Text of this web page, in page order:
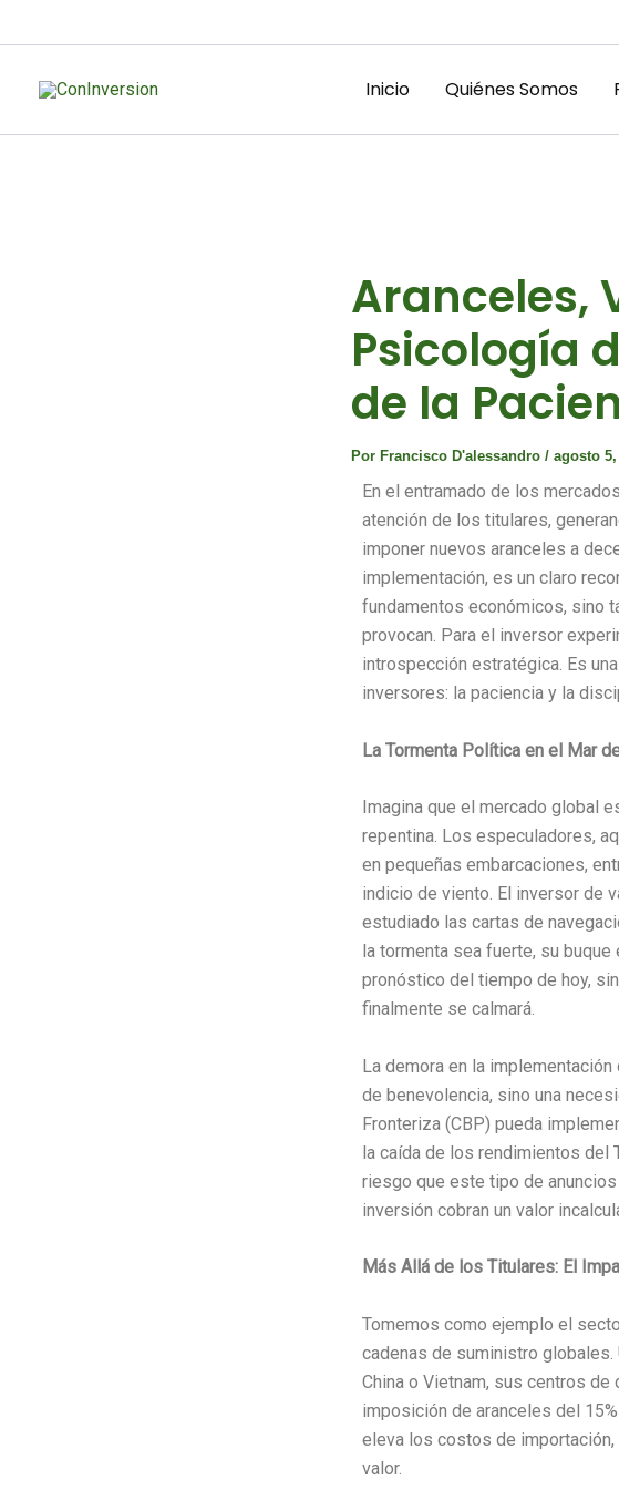
al
Inicio Quiénes Somos
Aranceles,
Psicología
de la
Por Francisco D'alessandro / agosto 5,
En el entramado de los
atención de los titulares,
imponer nuevos aranceles a
implementación, es un claro
fundamentos económicos, sino
provocan. Para el inversor
introspección estratégica. Es
inversores: la paciencia y la
La Tormenta Política en el Mar
Imagina que el mercado global
repentina. Los especuladores,
en pequeñas embarcaciones,
indicio de viento. El inversor de
estudiado las cartas de
la tormenta sea fuerte, su
pronóstico del tiempo de hoy,
finalmente se calmará.
La demora en la
de benevolencia, sino una
Fronteriza (CBP) pueda
la caída de los rendimientos del
riesgo que este tipo de
inversión cobran un valor
Más Allá de los Titulares: El
Tomemos como ejemplo el
cadenas de suministro
China o Vietnam, sus centros
imposición de aranceles del
eleva los costos de
valor.